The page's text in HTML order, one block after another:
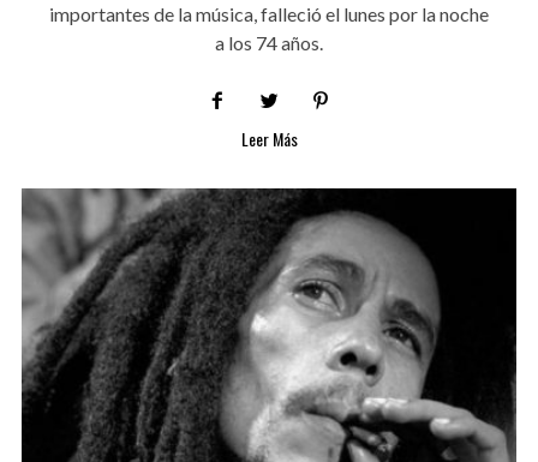
importantes de la música, falleció el lunes por la noche
a los 74 años.
Leer Más